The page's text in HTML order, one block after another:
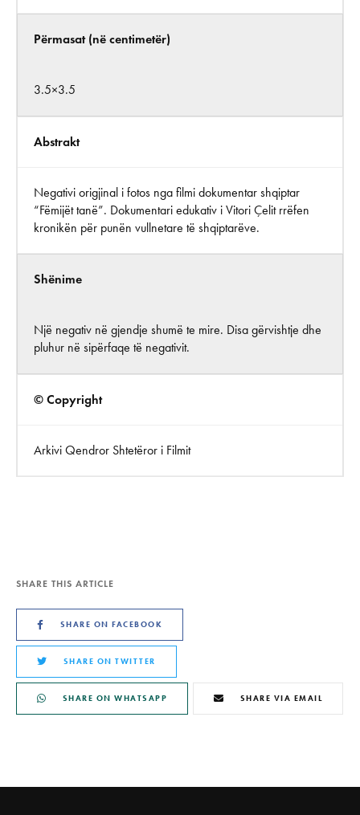
Përmasat (në centimetër)
3.5×3.5
Abstrakt
Negativi origjinal i fotos nga filmi dokumentar shqiptar
“Fëmijët tanë”. Dokumentari edukativ i Vitori Çelit rrëfen
kronikën për punën vullnetare të shqiptarëve.
Shënime
Një negativ në gjendje shumë te mire. Disa gërvishtje dhe
pluhur në sipërfaqe të negativit.
© Copyright
Arkivi Qendror Shtetëror i Filmit
SHARE THIS ARTICLE
SHARE ON FACEBOOK
SHARE ON TWITTER
SHARE ON WHATSAPP SHARE VIA EMAIL